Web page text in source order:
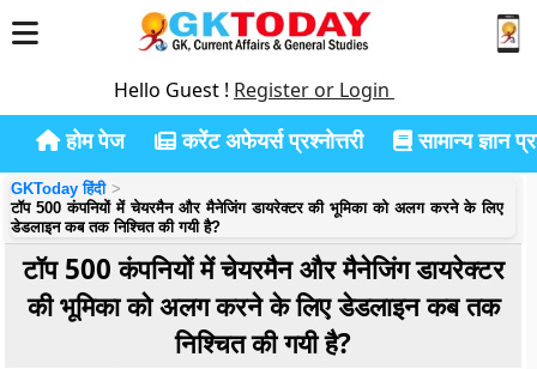
Hello Guest ! Register or Login
होम पेज करेंट अफेयर्स प्रश्नोत्तरी सामान्य ज्ञान
GKToday हिंदी
टॉप 500 कंपनियों में चेयरमैन और मैनेजिंग डायरेक्टर की भूमिका को अलग करने के लिए
डेडलाइन कब तक निश्चित की गयी है?
टॉप 500 कंपनियों में चेयरमैन और मैनेजिंग डायरेक्टर
की भूमिका को अलग करने के लिए डेडलाइन कब तक
निश्चित की गयी है?